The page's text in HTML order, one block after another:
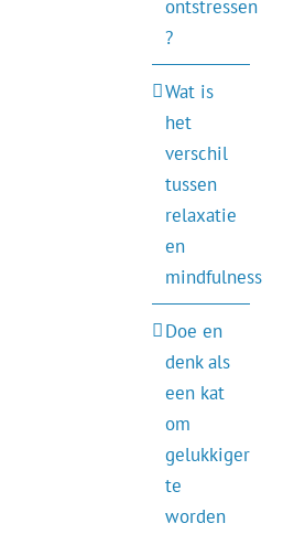
ontstressen
?
Wat is
het
verschil
tussen
relaxatie
en
mindfulness
Doe en
denk als
een kat
om
gelukkiger
te
worden